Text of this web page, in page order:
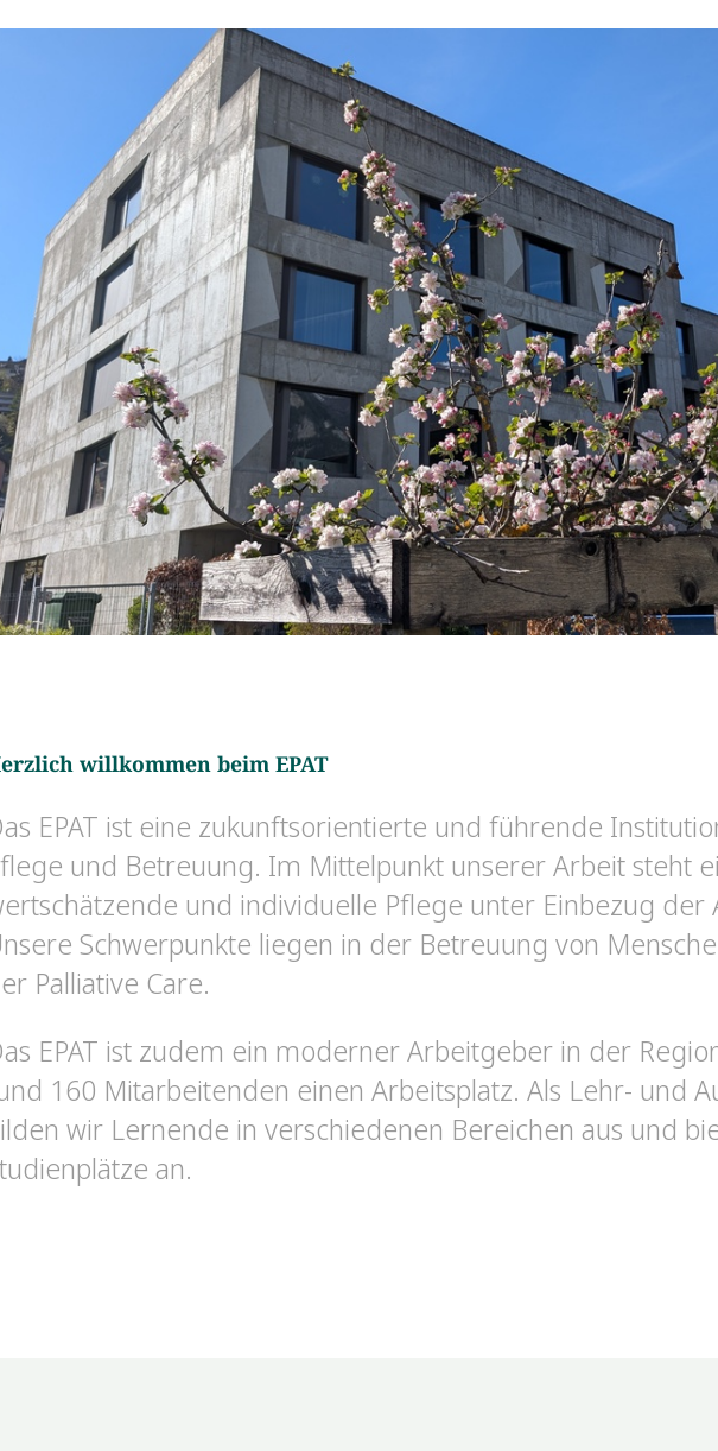
willkommen beim EPAT
EPAT ist eine zukunftsorientierte und führende
und Betreuung. Im Mittelpunkt unserer Arbeit steht
und individuelle Pflege unter Einbezug der
Schwerpunkte liegen in der Betreuung von
Palliative Care.
EPAT ist zudem ein moderner Arbeitgeber in der
160 Mitarbeitenden einen Arbeitsplatz. Als Lehr- und
wir Lernende in verschiedenen Bereichen aus und
an.